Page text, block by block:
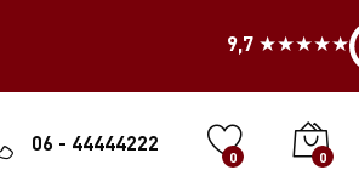
9,7 ★★★★★
06 - 44444222
0 0